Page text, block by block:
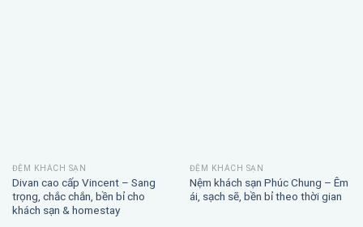
ĐỆM KHÁCH SẠN
Divan cao cấp Vincent – Sang
trọng, chắc chắn, bền bỉ cho
khách sạn & homestay
ĐỆM KHÁCH SẠN
Nệm khách sạn Phúc Chung – Êm
ái, sạch sẽ, bền bỉ theo thời gian